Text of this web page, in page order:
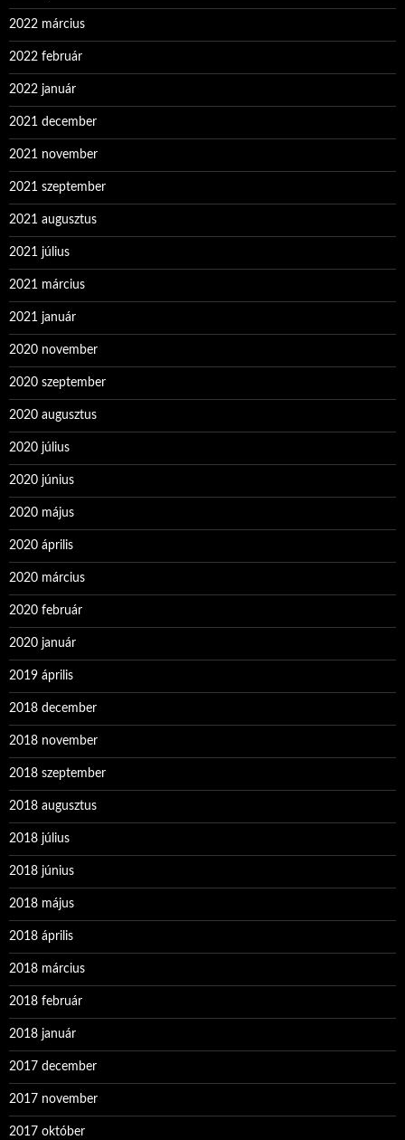
2022 március
2022 február
2022 január
2021 december
2021 november
2021 szeptember
2021 augusztus
2021 július
2021 március
2021 január
2020 november
2020 szeptember
2020 augusztus
2020 július
2020 június
2020 május
2020 április
2020 március
2020 február
2020 január
2019 április
2018 december
2018 november
2018 szeptember
2018 augusztus
2018 július
2018 június
2018 május
2018 április
2018 március
2018 február
2018 január
2017 december
2017 november
2017 október